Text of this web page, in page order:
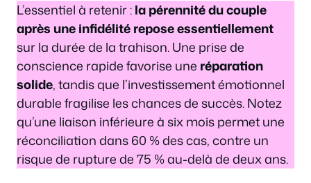
L’essentiel à retenir :la pérennité du couple
après une infidélité repose essentiellement
sur la durée de la trahison. Une prise de
conscience rapide favorise une réparation
solide, tandis que l’investissement émotionnel
durable fragilise les chances de succès. Notez
qu’une liaison inférieure à six mois permet une
réconciliation dans 60 % des cas, contre un
risque de rupture de 75 % au-delà de deux ans.